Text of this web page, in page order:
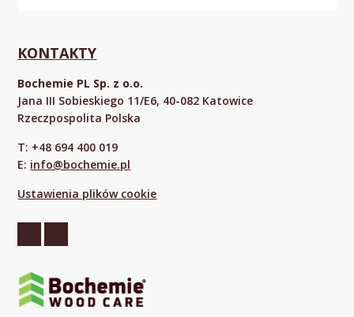
KONTAKTY
Bochemie PL Sp. z o.o.
Jana III Sobieskiego 11/E6, 40-082 Katowice
Rzeczpospolita Polska
T: +48 694 400 019
E: info@bochemie.pl
Ustawienia plików cookie